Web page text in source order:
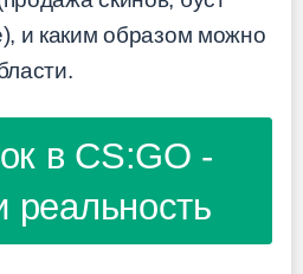
и каким образом можно
в CS:GO -